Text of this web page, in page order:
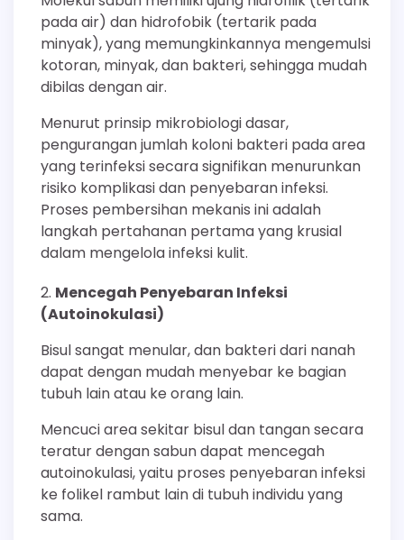
pada air) dan hidrofobik (tertarik pada
minyak), yang memungkinkannya mengemulsi
kotoran, minyak, dan bakteri, sehingga mudah
dibilas dengan air.
Menurut prinsip mikrobiologi dasar,
pengurangan jumlah koloni bakteri pada area
yang terinfeksi secara signifikan menurunkan
risiko komplikasi dan penyebaran infeksi.
Proses pembersihan mekanis ini adalah
langkah pertahanan pertama yang krusial
dalam mengelola infeksi kulit.
Mencegah Penyebaran Infeksi
(Autoinokulasi)
Bisul sangat menular, dan bakteri dari nanah
dapat dengan mudah menyebar ke bagian
tubuh lain atau ke orang lain.
Mencuci area sekitar bisul dan tangan secara
teratur dengan sabun dapat mencegah
autoinokulasi, yaitu proses penyebaran infeksi
ke folikel rambut lain di tubuh individu yang
sama.